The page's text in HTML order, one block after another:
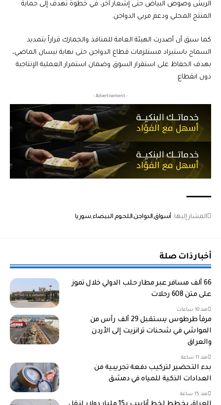
الريش وصوص البياض حتى إشعار آخر، في خطوة تهدف إلى حماية
المنتج المحلي ودعم مربي الدواجن.
كما سبق أن أصدرت الهيئة العامة للمنافذ والجمارك قراراً بتمديد
السماح باستيراد مستلزمات قطاع الدواجن حتى نهاية نيسان الماضي،
بهدف الحفاظ على استقرار السوق وضمان استمرار العملية الإنتاجية
دون انقطاع.
- Advertisement -
المشار إليها: أسواق الدواجن اللحوم البيضاءسوريا
أخبار ذات صلة
66 ألف مسافر عبر مطار حلب الدولي خلال تموز
على متن 608 رحلات
منذ 10 ساعات
مرفأ طرطوس يستقبل 29 ألف رأس من
المواشي في شحنات ترانزيت إلى الأردن
والعراق
منذ 11 ساعة
بدء التحضير لتركيب دفعة تجريبية من
العدادات الذكية للمياه في دمشق
منذ 15 ساعة